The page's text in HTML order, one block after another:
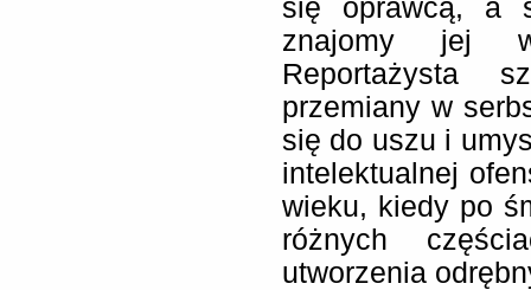
się oprawcą, a
znajomy jej
Reportażysta
przemiany w
się do uszu i
intelektualnej
wieku, kiedy po
różnych
utworzenia